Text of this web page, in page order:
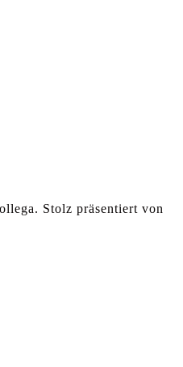
Stolz präsentiert von